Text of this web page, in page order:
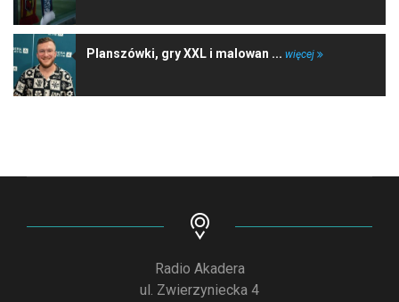
Planszówki, gry XXL i malowan ... więcej
Radio Akadera
ul. Zwierzyniecka 4